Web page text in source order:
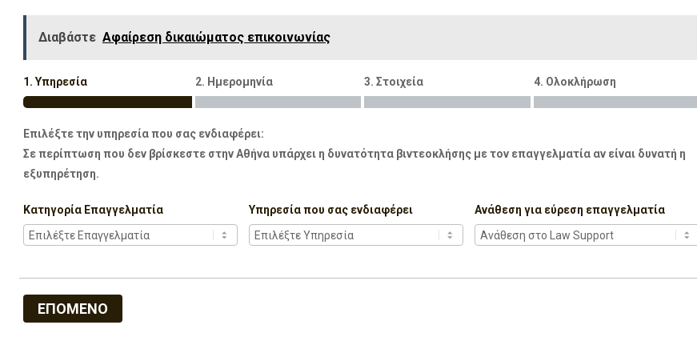
Διαβάστε Αφαίρεση δικαιώματος επικοινωνίας
1. Υπηρεσία 2. Ημερομηνία 3. Στοιχεία 4. Ολοκλήρωση
Επιλέξτε την υπηρεσία που σας ενδιαφέρει:
Σε περίπτωση που δεν βρίσκεστε στην Αθήνα υπάρχει η δυνατότητα βιντεοκλήσης με τον επαγγελματία αν είναι δυνατή η
εξυπηρέτηση.
Κατηγορία Επαγγελματία Υπηρεσία που σας ενδιαφέρει Ανάθεση για εύρεση επαγγελματία
ΕΠΟΜΕΝΟ